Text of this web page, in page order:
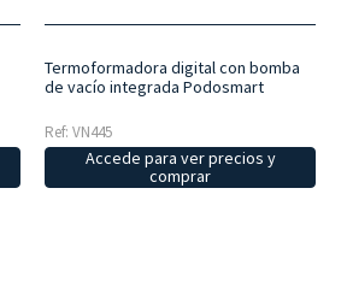
Termoformadora digital con bomba
de vacío integrada Podosmart
Ref: VN445
Accede para ver precios y
comprar